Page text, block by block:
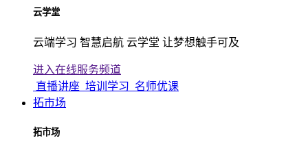
云学堂
云端学习 智慧启航 云学堂 让梦想触手可及
进入在线服务频道
直播讲座 培训学习 名师优课
拓市场
拓市场